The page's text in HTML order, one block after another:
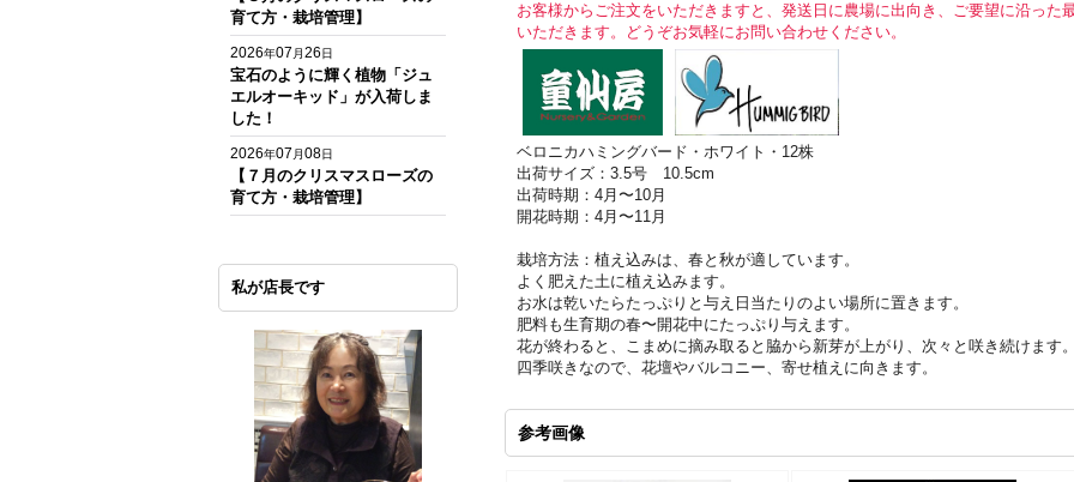
育て方・栽培管理】
2026年07 月26日
宝石のように輝く植物「ジュ
エルオーキッド」が入荷しま
した！
2026年07 月08日
【７月のクリスマスローズの
育て方・栽培管理】
私が店長です
お客様からご注文をいただきますと、発送日に農場に出向き、ご要望に沿った
いただきます。どうぞお気軽にお問い合わせください。
ベロニカハミングバード・ホワイト・12株
出荷サイズ：3.5号 10.5cm
出荷時期：4月〜10月
開花時期：4月〜11月
栽培方法：植え込みは、春と秋が適しています。
よく肥えた土に植え込みます。
お水は乾いたらたっぷりと与え日当たりのよい場所に置きます。
肥料も生育期の春〜開花中にたっぷり与えます。
花が終わると、こまめに摘み取ると脇から新芽が上がり、次々と咲き続けます
四季咲きなので、花壇やバルコニー、寄せ植えに向きます。
参考画像